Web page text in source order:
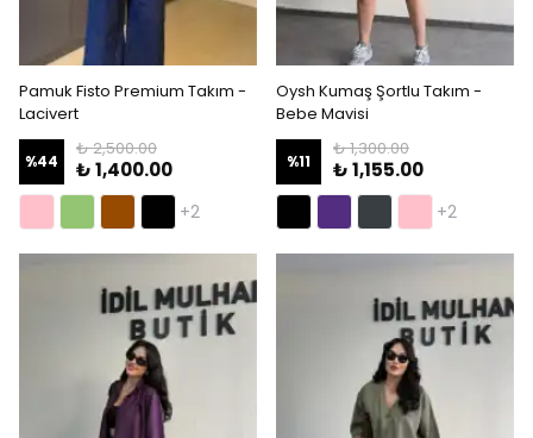
Pamuk Fisto Premium Takım -
Lacivert
%44
₺ 2,500.00
₺ 1,400.00
+2
Oysh Kumaş Şortlu Takım -
Bebe Mavisi
%11
₺ 1,300.00
₺ 1,155.00
+2